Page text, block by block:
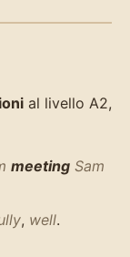
al livello A2,
meeting Sam
, well.